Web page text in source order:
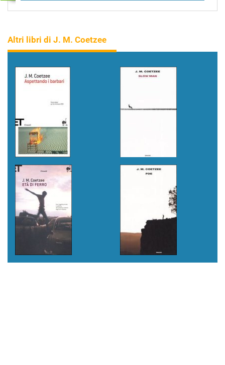
Altri libri di J. M. Coetzee